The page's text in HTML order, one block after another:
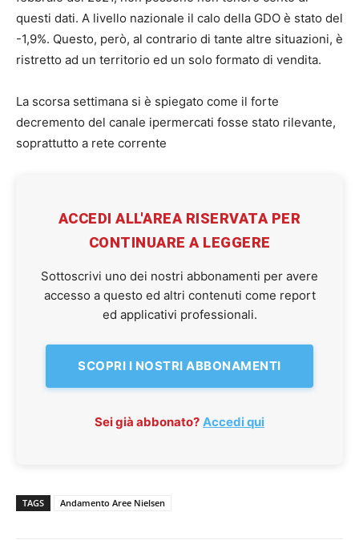
questi dati. A livello nazionale il calo della GDO è stato del
-1,9%. Questo, però, al contrario di tante altre situazioni, è
ristretto ad un territorio ed un solo formato di vendita.
La scorsa settimana si è spiegato come il forte
decremento del canale ipermercati fosse stato rilevante,
soprattutto a rete corrente
ACCEDI ALL'AREA RISERVATA PER
CONTINUARE A LEGGERE
Sottoscrivi uno dei nostri abbonamenti per avere
accesso a questo ed altri contenuti come report
ed applicativi professionali.
SCOPRI I NOSTRI ABBONAMENTI
Sei già abbonato? Accedi qui
TAGS Andamento Aree Nielsen